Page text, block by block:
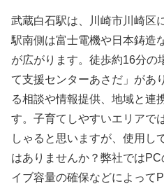
武蔵白石駅は、川崎市川崎区
駅南側は富士電機や日本鋳造
が広がります。徒歩約16分の
て支援センターあさだ」があ
る相談や情報提供、地域と連
す。子育てしやすいエリアで
しゃると思いますが、使用し
はありませんか？弊社では
イブ容量の確保などによって